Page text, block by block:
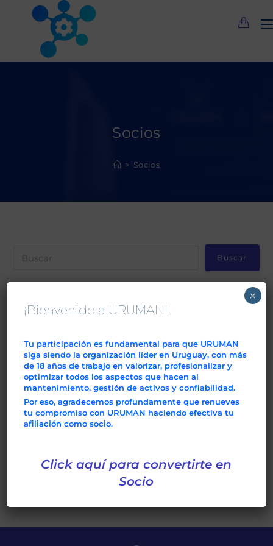
Socios
> Socios
¡Bienvenido a URUMAN!
Tu participación es fundamental para que URUMAN
siga siendo la organización líder en Uruguay, con más
de 18 años de trabajo en valorizar, profesionalizar y
optimizar todos los aspectos que hacen al
mantenimiento, gestión de activos y confiabilidad.
Por eso, agradecemos profundamente que renueves
tu compromiso con URUMAN haciendo efectiva tu
afiliación como socio.
Click aquí para convertirte en
Socio
×